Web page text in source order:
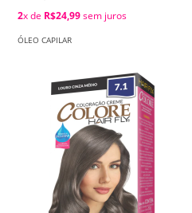
2x de R$24,99sem juros
ÓLEO CAPILAR